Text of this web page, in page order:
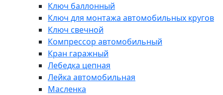
Ключ баллонный
Ключ для монтажа автомобильных кругов
Ключ свечной
Компрессор автомобильный
Кран гаражный
Лебедка цепная
Лейка автомобильная
Масленка